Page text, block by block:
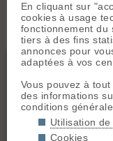
Massifs Tous
En cliquant sur
cookies à usage
fonctionnement du
tiers à des fins
annonces pour
adaptées à vos
Vous pouvez à
des informations
conditions
Utilisation
Cookies